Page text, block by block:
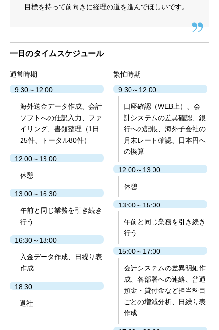
目標を持って前向きに経理の道を進んでほしいです。
一日のタイムスケジュール
通常時期
9:30～12:00
海外送金データ作成、会計
ソフトへの仕訳入力、ファ
イリング、書類整理（1日
25件、トータル80件）
12:00～13:00
休憩
13:00～16:30
午前と同じ業務を引き続き
行う
16:30～18:00
入金データ作成、日繰り表
作成
18:30
退社
繁忙時期
9:30～12:00
口座確認（WEB上）、会
計システムの差異確認、銀
行への記帳、海外子会社の
月末レート確認、日本円へ
の換算
12:00～13:00
休憩
13:00～15:00
午前と同じ業務を引き続き
行う
15:00～17:00
会計システムの差異明細作
成、各部署への連絡、普通
預金・貸付金など担当科目
ごとの増減分析、日繰り表
作成